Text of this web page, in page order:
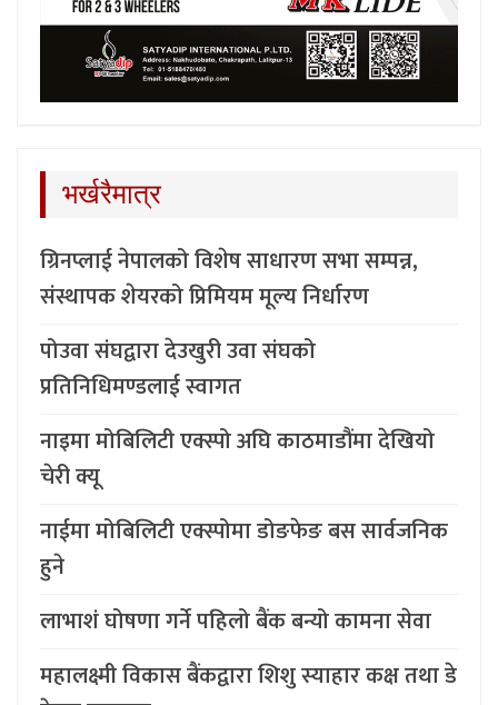
भर्खरैमात्र
ग्रिनप्लाई नेपालको विशेष साधारण सभा सम्पन्न,
संस्थापक शेयरको प्रिमियम मूल्य निर्धारण
पोउवा संघद्वारा देउखुरी उवा संघको
प्रतिनिधिमण्डलाई स्वागत
नाइमा मोबिलिटी एक्स्पो अघि काठमाडौंमा देखियो
चेरी क्यू
नाईमा मोबिलिटी एक्स्पोमा डोङफेङ बस सार्वजनिक
हुने
लाभाशं घोषणा गर्ने पहिलो बैंक बन्यो कामना सेवा
महालक्ष्मी विकास बैंकद्वारा शिशु स्याहार कक्ष तथा डे